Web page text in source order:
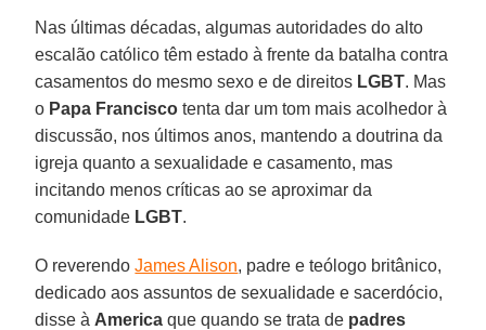
Nas últimas décadas, algumas autoridades do alto
escalão católico têm estado à frente da batalha contra
casamentos do mesmo sexo e de direitos LGBT. Mas
o Papa Francisco tenta dar um tom mais acolhedor à
discussão, nos últimos anos, mantendo a doutrina da
igreja quanto a sexualidade e casamento, mas
incitando menos críticas ao se aproximar da
comunidade LGBT.
O reverendoJames Alison, padre e teólogo britânico,
dedicado aos assuntos de sexualidade e sacerdócio,
disse à America que quando se trata de padres